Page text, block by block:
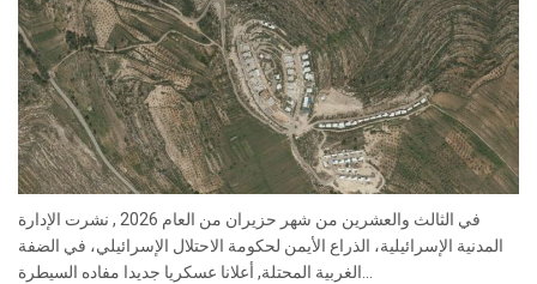
في الثالث والعشرين من شهر حزيران من العام 2026 , نشرت الإدارة
المدنية الإسرائيلية، الذراع الأيمن لحكومة الاحتلال الإسرائيلي، في الضفة
الغربية المحتلة, أعلانا عسكريا جديدا مفاده السيطرة...